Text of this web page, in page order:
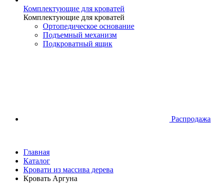
Комплектующие для кроватей
Комплектующие для кроватей
Ортопедическое основание
Подъемный механизм
Подкроватный ящик
Распродажа
Главная
Каталог
Кровати из массива дерева
Кровать Аргуна